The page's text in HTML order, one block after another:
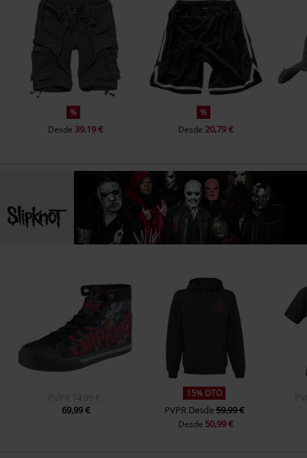
%
Desde 39,19 €
%
Desde 20,79 €
PVPR 74,99 €
69,99 €
15% DTO
PVPR Desde59,99 €
Desde 50,99 €